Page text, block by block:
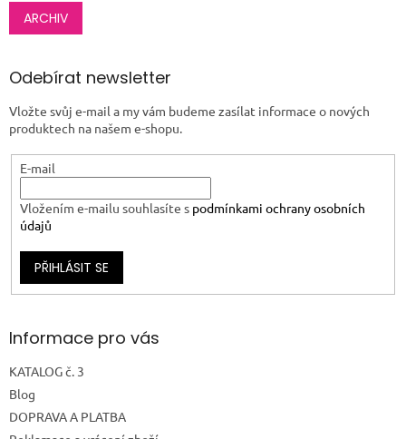
ARCHIV
Odebírat newsletter
Vložte svůj e-mail a my vám budeme zasílat informace o nových
produktech na našem e-shopu.
E-mail
Vložením e-mailu souhlasíte s podmínkami ochrany osobních
údajů
PŘIHLÁSIT SE
Informace pro vás
KATALOG č. 3
Blog
DOPRAVA A PLATBA